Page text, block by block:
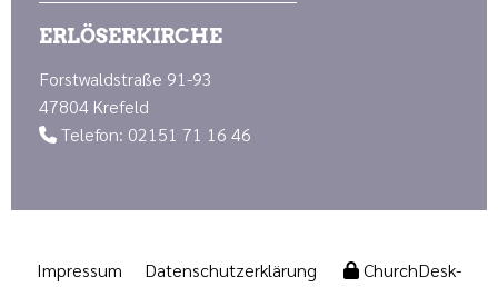
ERLÖSERKIRCHE
Forstwaldstraße 91-93
47804 Krefeld
 Telefon: 02151 71 16 46
Impressum Datenschutzerklärung ChurchDesk-